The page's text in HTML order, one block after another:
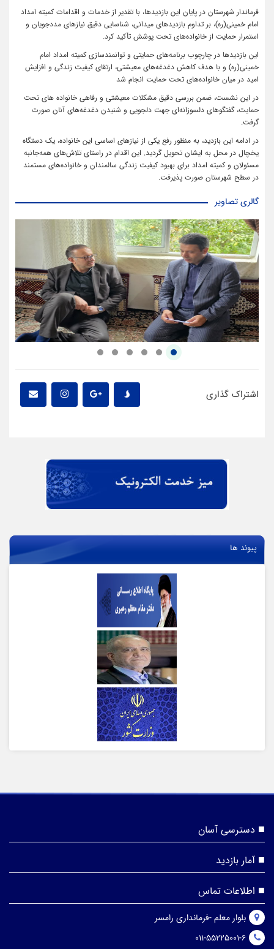
فرماندار شهرستان در پایان این بازدیدها، با تقدیر از خدمات و اقدامات کمیته امداد
امام خمینی(ره)، بر تداوم بازدیدهای میدانی، شناسایی دقیق نیازهای مددجویان و
استمرار حمایت از خانواده‌های تحت پوشش تأکید کرد.
این بازدیدها در چارچوب برنامه‌های حمایتی و توانمندسازی کمیته امداد امام
خمینی(ره) و با هدف کاهش دغدغه‌های معیشتی، ارتقای کیفیت زندگی و افزایش
امید در میان خانواده‌های تحت حمایت انجام شد
در این نشست، ضمن بررسی دقیق مشکلات معیشتی و رفاهی خانواده های تحت
حمایت، گفتگوهای دلسوزانه‌ای جهت دلجویی و شنیدن دغدغه‌های آنان صورت
گرفت.
در ادامه این بازدید، به منظور رفع یکی از نیازهای اساسی این خانواده، یک دستگاه
یخچال در محل به ایشان تحویل گردید. این اقدام در راستای تلاش‌های همه‌جانبه
مسئولان و کمیته امداد برای بهبود کیفیت زندگی سالمندان و خانواده‌های مستمند
در سطح شهرستان صورت پذیرفت.
گالری تصاویر
اشتراک گذاری
پیوند ها
دسترسی آسان
آمار بازدید
اطلاعات تماس
بلوار معلم -فرمانداری رامسر
011-55225001-6